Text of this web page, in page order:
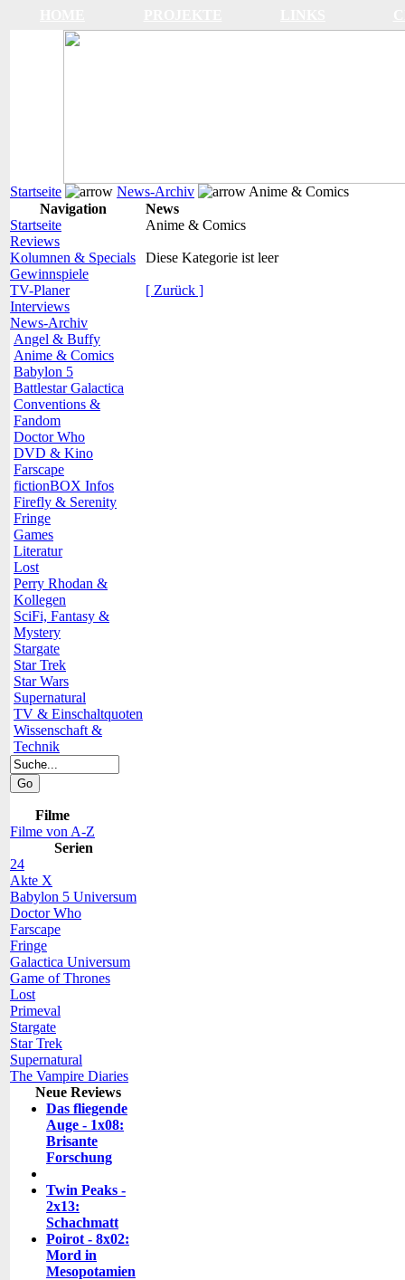
Startseite News-Archiv
Anime & Comics
Navigation
Startseite
Reviews
Kolumnen & Specials
Gewinnspiele
TV-Planer
Interviews
News-Archiv
Angel & Buffy
Anime & Comics
Babylon 5
Battlestar Galactica
Conventions &
Fandom
Doctor Who
DVD & Kino
Farscape
fictionBOX Infos
Firefly & Serenity
Fringe
Games
Literatur
Lost
Perry Rhodan &
Kollegen
SciFi, Fantasy &
Mystery
Stargate
Star Trek
Star Wars
Supernatural
TV & Einschaltquoten
Wissenschaft &
Technik
Filme
Filme von A-Z
Serien
24
Akte X
Babylon 5 Universum
Doctor Who
Farscape
Fringe
Galactica Universum
Game of Thrones
Lost
Primeval
Stargate
Star Trek
Supernatural
The Vampire Diaries
Neue Reviews
Das fliegende
Auge - 1x08:
Brisante
Forschung
Twin Peaks -
2x13:
Schachmatt
Poirot - 8x02:
Mord in
Mesopotamien
News
Anime & Comics
Diese Kategorie ist leer
[ Zurück ]